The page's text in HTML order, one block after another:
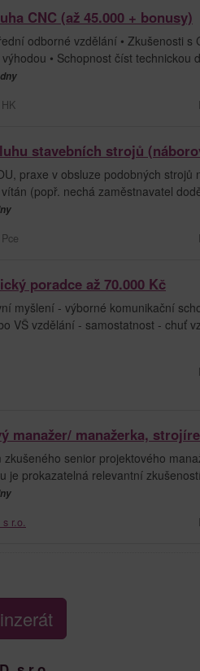
CNC (až 45.000 + bonusy)
odborné vzdělání • Zkušenosti
• Schopnost číst technickou
stavebních strojů
praxe v obsluze podobných
(popř. nechá zaměstnavatel
poradce až 70.000 Kč
myšlení - výborné komunikační
VŠ vzdělání - samostatnost - chuť
manažer/ manažerka,
zkušeného senior projektového
je prokazatelná relevantní
r.o.